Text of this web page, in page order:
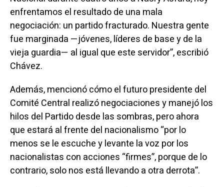
enfrentamos el resultado de una mala
negociación: un partido fracturado. Nuestra gente
fue marginada —jóvenes, líderes de base y de la
vieja guardia— al igual que este servidor”, escribió
Chávez.
Además, mencionó cómo el futuro presidente del
Comité Central realizó negociaciones y manejó los
hilos del Partido desde las sombras, pero ahora
que estará al frente del nacionalismo “por lo
menos se le escuche y levante la voz por los
nacionalistas con acciones “firmes”, porque de lo
contrario, solo nos está llevando a otra derrota”.